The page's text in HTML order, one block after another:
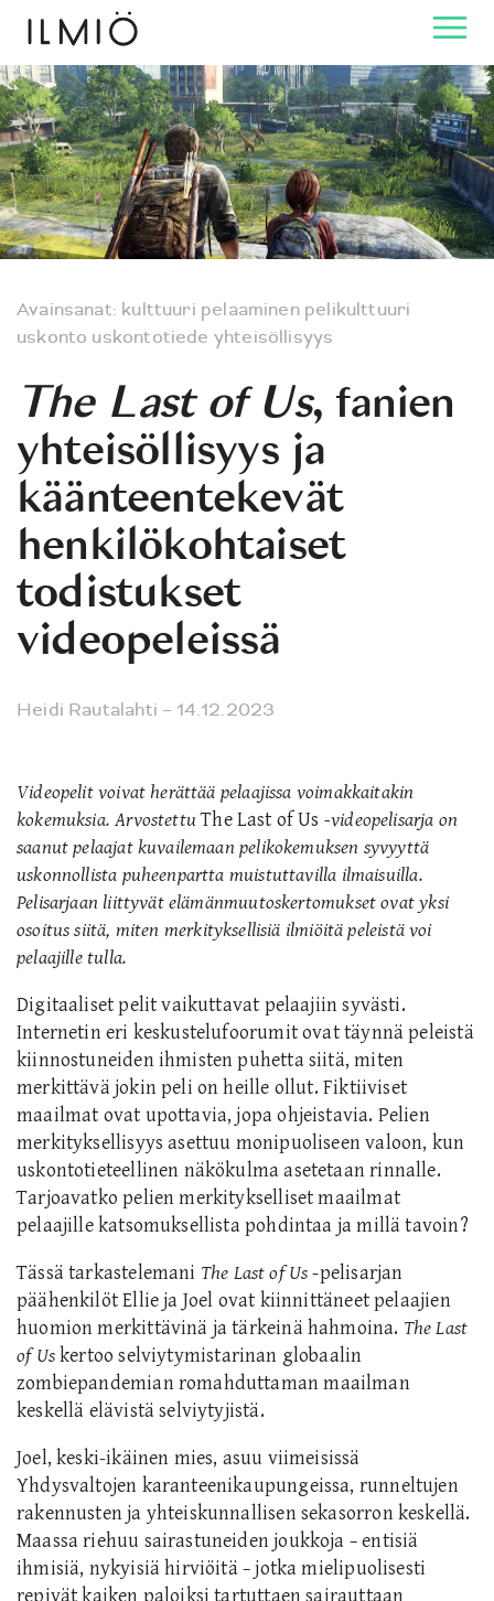
Avainsanat: kulttuuri pelaaminen pelikulttuuri
uskonto uskontotiede yhteisöllisyys
The Last of Us, fanien
yhteisöllisyys ja
käänteentekevät
henkilökohtaiset
todistukset
videopeleissä
Heidi Rautalahti – 14.12.2023
Videopelit voivat herättää pelaajissa voimakkaitakin
kokemuksia. ArvostettuThe Last of Us -videopelisarja on
saanut pelaajat kuvailemaan pelikokemuksen syvyyttä
uskonnollista puheenpartta muistuttavilla ilmaisuilla.
Pelisarjaan liittyvät elämänmuutoskertomukset ovat yksi
osoitus siitä, miten merkityksellisiä ilmiöitä peleistä voi
pelaajille tulla.
Digitaaliset pelit vaikuttavat pelaajiin syvästi.
Internetin eri keskustelufoorumit ovat täynnä peleistä
kiinnostuneiden ihmisten puhetta siitä, miten
merkittävä jokin peli on heille ollut.Fiktiiviset
maailmat ovat upottavia, jopaohjeistavia. Pelien
merkityksellisyys asettuu monipuoliseen valoon, kun
uskontotieteellinen näkökulma asetetaan rinnalle.
Tarjoavatko pelien merkitykselliset maailmat
pelaajille katsomuksellista pohdintaa ja millä tavoin?
Tässä tarkastelemani The Last of Us-pelisarjan
päähenkilöt Ellie ja Joel ovat kiinnittäneet pelaajien
huomion merkittävinä ja tärkeinä hahmoina. The Last
of Uskertoo selviytymistarinan globaalin
zombiepandemian romahduttaman maailman
keskellä elävistä selviytyjistä.
Joel, keski-ikäinen mies, asuu viimeisissä
Yhdysvaltojen karanteenikaupungeissa, runneltujen
rakennusten ja yhteiskunnallisen sekasorron keskellä.
Maassa riehuu sairastuneiden joukkoja − entisiä
ihmisiä, nykyisiä hirviöitä − jotka mielipuolisesti
repivät kaiken paloiksi tartuttaen sairauttaan